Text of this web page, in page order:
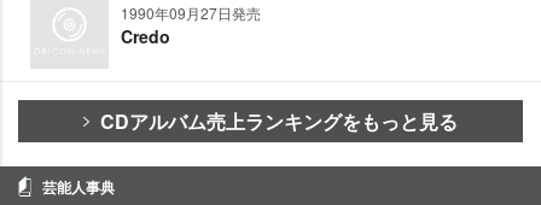
1990年09月27日発売
Credo
CDアルバム売上ランキングをもっと見る
芸能人事典